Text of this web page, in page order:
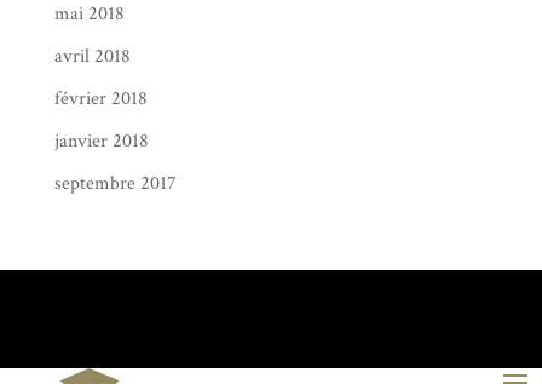
mai 2018
avril 2018
février 2018
janvier 2018
septembre 2017